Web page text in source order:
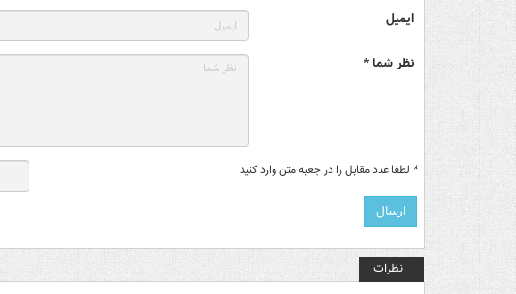
ایمیل
نظر شما *
* لطفا عدد مقابل را در جعبه متن وارد کنید
نظرات